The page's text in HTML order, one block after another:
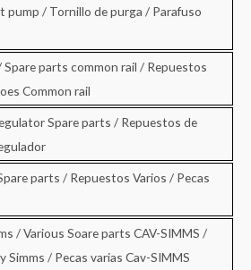
pump / Tornillo de purga / Parafuso
Spare parts common rail / Repuestos
Common rail
Spare parts / Repuestos de
parts / Repuestos Varios / Pecas
/ Various Soare parts CAV-SIMMS /
Simms / Pecas varias Cav-SIMMS